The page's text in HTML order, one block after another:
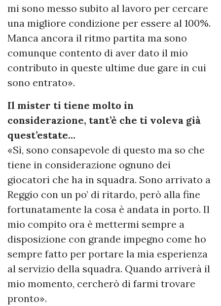
mi sono messo subito al lavoro per cercare
una migliore condizione per essere al 100%.
Manca ancora il ritmo partita ma sono
comunque contento di aver dato il mio
contributo in queste ultime due gare in cui
sono entrato».
Il mister ti tiene molto in
considerazione, tant’è che ti voleva già
quest’estate…
«Sì, sono consapevole di questo ma so che
tiene in considerazione ognuno dei
giocatori che ha in squadra. Sono arrivato a
Reggio con un po’ di ritardo, però alla fine
fortunatamente la cosa è andata in porto. Il
mio compito ora è mettermi sempre a
disposizione con grande impegno come ho
sempre fatto per portare la mia esperienza
al servizio della squadra. Quando arriverà il
mio momento, cercherò di farmi trovare
pronto».